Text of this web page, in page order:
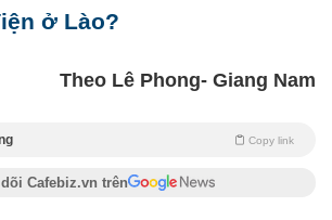
ở Lào?
Theo Lê Phong- Giang Nam
Copy link
Cafebiz.vn trên